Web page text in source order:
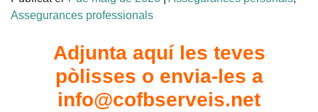
Assegurances professionals
Adjunta aquí les teves
pòlisses o envia-les a
info@cofbserveis.net